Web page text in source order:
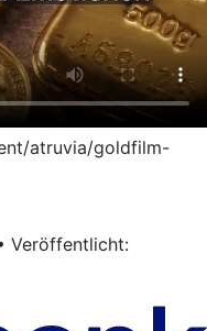
atruvia/goldfilm-
Veröffentlicht: